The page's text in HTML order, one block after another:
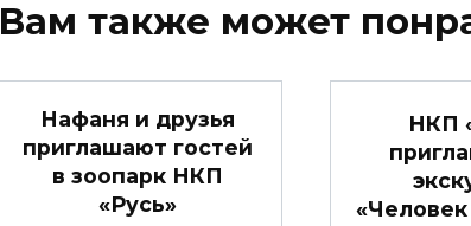
Вам также может
Нафаня и друзья
приглашают гостей
в зоопарк НКП
«Русь»
НКП